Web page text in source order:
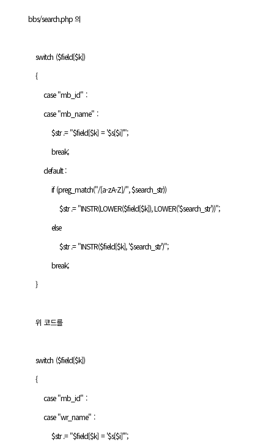
bbs/search.php 의
switch ($field[$k])
{
case "mb_id" :
case "mb_name" :
$str .= "$field[$k] = '$s[$i]'";
break;
default :
if (preg_match("/[a-zA-Z]/", $search_str))
$str .= "INSTR(LOWER($field[$k]), LOWER('$search_str'))";
else
$str .= "INSTR($field[$k], '$search_str')";
break;
}
위 코드를
switch ($field[$k])
{
case "mb_id" :
case "wr_name" :
$str .= "$field[$k] = '$s[$i]'";